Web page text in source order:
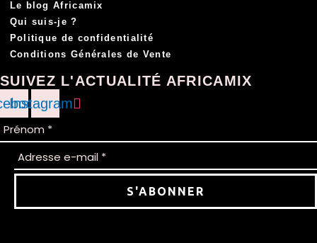
Le blog Africamix
Qui suis-je ?
Politique de confidentialité
Conditions Générales de Vente
SUIVEZ L'ACTUALITÉ AFRICAMIX
Instagram